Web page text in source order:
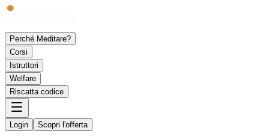
Perché Meditare?
Corsi
Istruttori
Welfare
Riscatta codice
Login Scopri l'offerta